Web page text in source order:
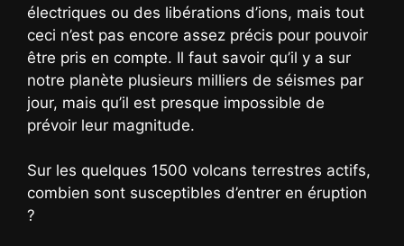
électriques ou des libérations d’ions, mais tout
ceci n’est pas encore assez précis pour pouvoir
être pris en compte. Il faut savoir qu’il y a sur
notre planète plusieurs milliers de séismes par
jour, mais qu’il est presque impossible de
prévoir leur magnitude.
Sur les quelques 1500 volcans terrestres actifs,
combien sont susceptibles d’entrer en éruption
?